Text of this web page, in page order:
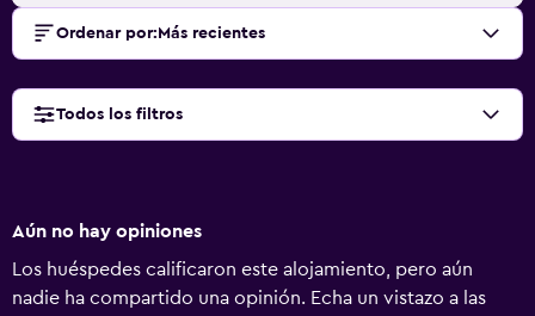
Ordenar por: Más recientes
Todos los filtros
Aún no hay opiniones
Los huéspedes calificaron este alojamiento, pero aún
nadie ha compartido una opinión. Echa un vistazo a las